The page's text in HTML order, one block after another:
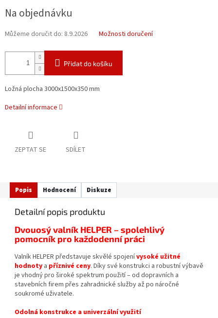
cena:
Na objednávku
Můžeme doručit do: 8.9.2026 Možnosti doručení
Přidat do košíku
Ložná plocha 3000x1500x350 mm
Detailní informace
ZEPTAT SE SDÍLET
Popis Hodnocení Diskuze
Detailní popis produktu
Dvouosý valník HELPER – spolehlivý
pomocník pro každodenní práci
Valník HELPER představuje skvělé spojenívysoké užitné
hodnoty a příznivé ceny. Díky své konstrukci a robustní výbavě
je vhodný pro široké spektrum použití – od dopravních a
stavebních firem přes zahradnické služby až po náročné
soukromé uživatele.
Odolná konstrukce a univerzální využití